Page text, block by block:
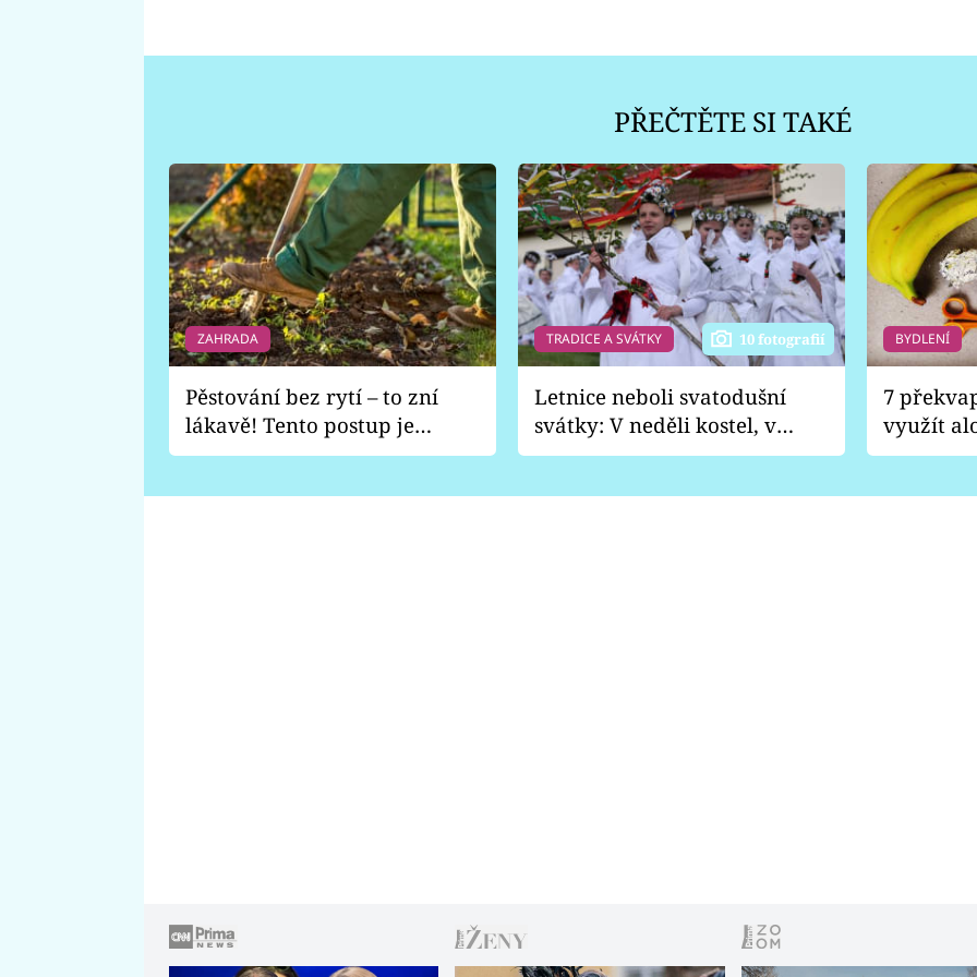
PŘEČTĚTE SI TAKÉ
ZAHRADA
Pěstování bez rytí – to zní
lákavě! Tento postup je
vhodný jen pro některé
TRADICE A SVÁTKY 10 fotografií
Letnice neboli svatodušní
svátky: V neděli kostel, v
pondělí zábava
BYDLENÍ
7
využít